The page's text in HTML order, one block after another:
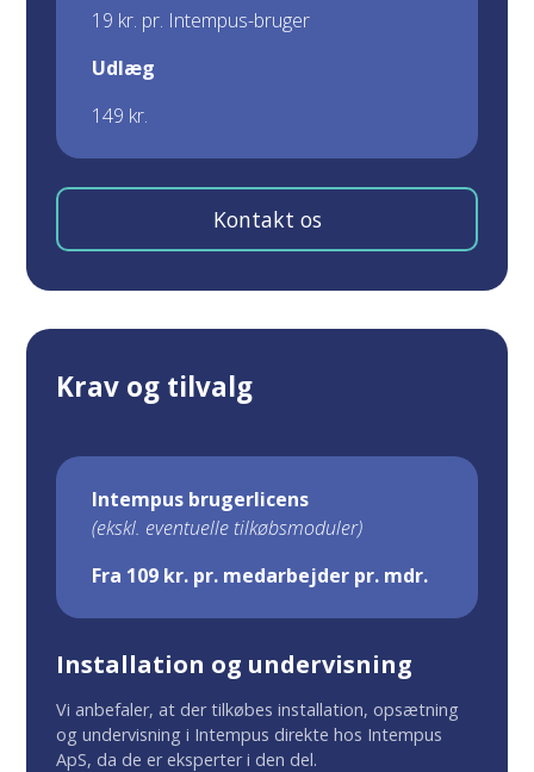
19 kr. pr. Intempus-bruger
Udlæg
149 kr.
Kontakt os
Krav og tilvalg
Intempus brugerlicens
(ekskl. eventuelle tilkøbsmoduler)
Fra 109 kr. pr. medarbejder pr. mdr.
Installation og undervisning
Vi anbefaler, at der tilkøbes installation, opsætning
og undervisning i Intempus direkte hos Intempus
ApS, da de er eksperter i den del.